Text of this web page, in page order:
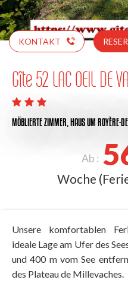
KONTAKT
Gîte 52 LAC OEIL DE
MÖBLIERTE ZIMMER, HAUSUM ROYÈRE-
Ab :
Woche
Unsere komfortablen
ideale Lage am Ufer des
und 400 m vom See
des Plateau de Millevaches.